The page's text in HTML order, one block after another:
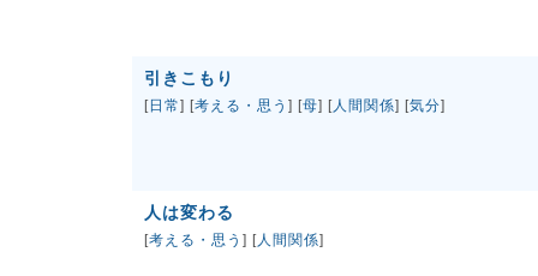
引きこもり
[日常] [考える・思う ] [母] [人間関係] [気分]
人は変わる
[考える・思う ] [人間関係]